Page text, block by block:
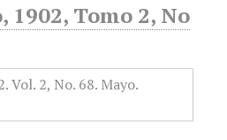
1902, Tomo 2, No